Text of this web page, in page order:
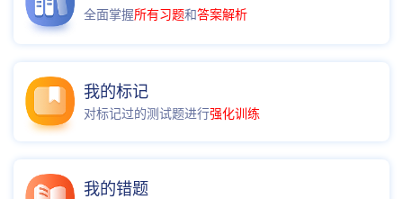
全面掌握所有习题和答案解析
我的标记
对标记过的测试题进行强化训练
我的错题